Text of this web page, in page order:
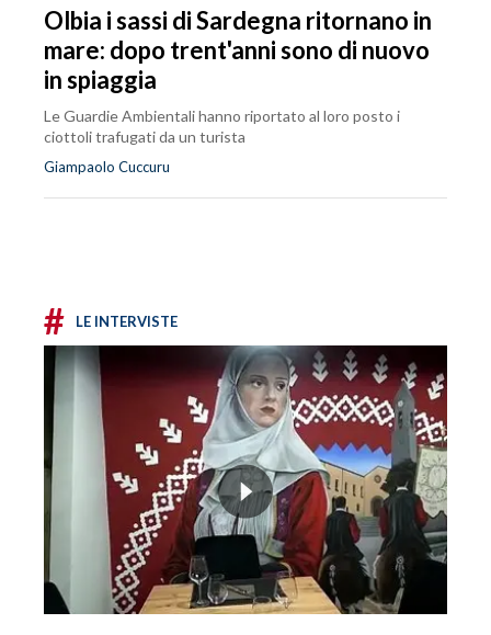
Olbia i sassi di Sardegna ritornano in
mare: dopo trent'anni sono di nuovo
in spiaggia
Le Guardie Ambientali hanno riportato al loro posto i
ciottoli trafugati da un turista
Giampaolo Cuccuru
# LE INTERVISTE